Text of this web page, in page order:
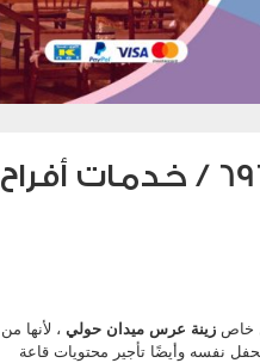
زينة عرس ميدان حولي / 69694474 / خدمات أفراح
خاص زينة عرس ميدان حولي ، لأنها من
نفسه وأيضًا تأجير محتويات قاعة